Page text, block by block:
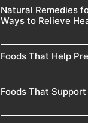
Natural Remedies
Ways to Relieve
Foods That Help
Foods That